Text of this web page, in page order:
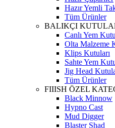
Hazır Yemli
Tüm Ürünler
BALIKÇI
Canlı Yem
Olta Malzeme
Klips Kutuları
Sahte Yem
Jig Head
Tüm Ürünler
FIIISH ÖZEL
Black Minnow
Hypno Cast
Mud Digger
Blaster Shad